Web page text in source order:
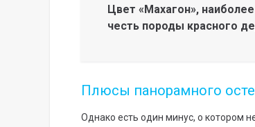
Цвет «Махагон»,
честь породы красного
Плюсы панорамного
Однако есть один минус, о котором